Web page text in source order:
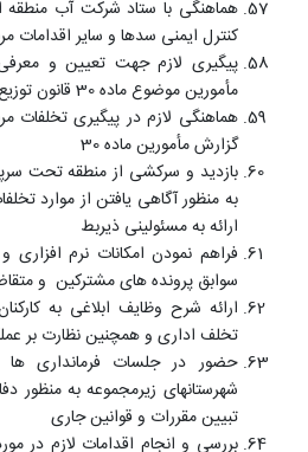
هماهنگی با ستاد شرکت آب منطقه
کنترل ایمنی سدها و سایر اقدامات
پیگیری لازم جهت تعیین و
مأمورین موضوع ماده 30 قانون توزیع عادلانه آب
هماهنگی لازم در پیگیری تخلفات
گزارش مأمورین ماده 30
بازدید و سرکشی از منطقه تحت
به منظور آگاهی یافتن از موارد
ارائه به مسئولینی ذیربط
فراهم نمودن امکانات نرم
سوابق پرونده های مشترکین و
ارائه شرح وظایف ابلاغی به
تخلف اداری و همچنین نظارت بر
حضور در جلسات فرمانداری ها
شهرستانهای زیرمجموعه به
تبیین مقررات و قوانین جاری
بررسی و انجام اقدامات لازم در